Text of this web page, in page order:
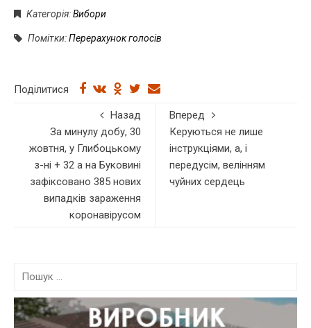
Категорія:Вибори
Помітки:Перерахунок голосів
Поділитися
Назад
За минулу добу, 30
жовтня, у Глибоцькому
з-ні + 32 а на Буковині
зафіксовано 385 нових
випадків зараження
коронавірусом
Вперед
Керуються не лише
інструкціями, а, і
передусім, велінням
чуйних сердець
ш
у